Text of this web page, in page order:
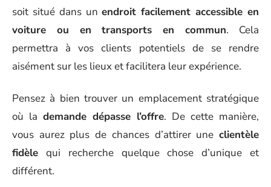
soit situé dans unendroit facilement accessible en
voiture ou en transports en commun. Cela
permettra à vos clients potentiels de se rendre
aisément sur les lieux et facilitera leur expérience.
Pensez à bien trouver un emplacement stratégique
où la demande dépasse l’offre. De cette manière,
vous aurez plus de chances d’attirer une clientèle
fidèle qui recherche quelque chose d’unique et
différent.